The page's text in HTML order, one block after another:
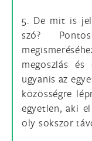
5. De mit is
szó?
megoszlás és
ugyanis az
közösségre
egyetlen, aki
oly sokszor